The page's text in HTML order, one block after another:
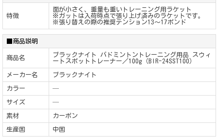
特徴
面が小さく、重量も重いトレーニング用ラケット
※ガットは入荷時点で張り上げ済みのラケットです。
※張り替えの際の推奨テンション13～17ポンド
■商品説明
商品名
ブラックナイト バドミントントレーニング用品 スウィ
ートスポットトレーナー／100g（BIR-24SST100）
メーカー名 ブラックナイト
カラー ─
サイズ ─
素材 カーボン
生産国 中国